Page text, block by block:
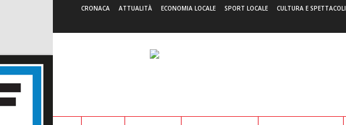
CRONACA ATTUALITÀ ECONOMIA LOCALE SPORT LOCALE CULTURA E SPETTACOLI